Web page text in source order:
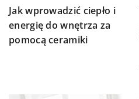
Jak wprowadzić ciepło i
energię do wnętrza za
pomocą ceramiki